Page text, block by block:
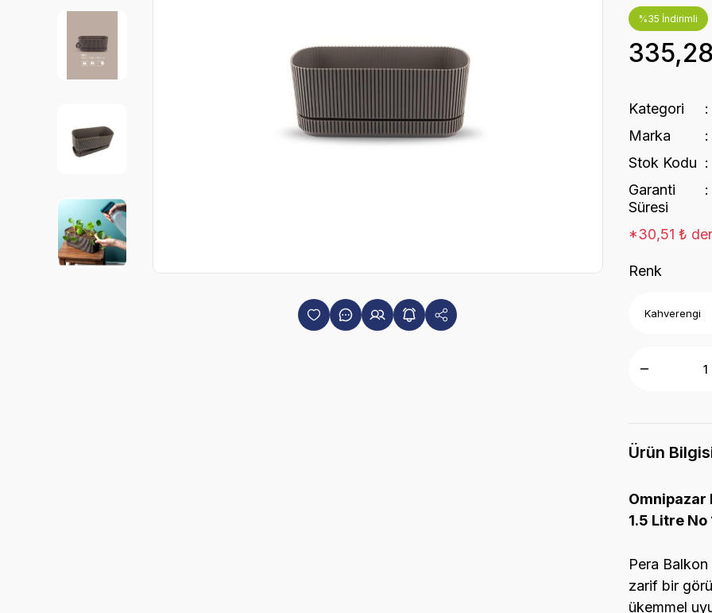
%35 İndirimli
Kategori
Marka
Stok Kodu
Garanti
Süresi
*30,51 ₺
Renk
Ürün
Omnipazar
1.5 Litre No
Pera
zarif bir
ükemmel